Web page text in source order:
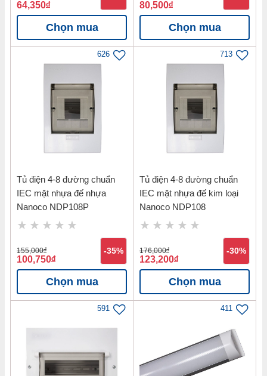
64,350đ
Chọn mua
80,500đ
Chọn mua
626
Tủ điện 4-8 đường chuẩn
IEC mặt nhựa đế nhựa
Nanoco NDP108P
155,000đ
100,750đ
-35%
Chọn mua
713
Tủ điện 4-8 đường chuẩn
IEC mặt nhựa đế kim loại
Nanoco NDP108
176,000đ
123,200đ
-30%
Chọn mua
591 411